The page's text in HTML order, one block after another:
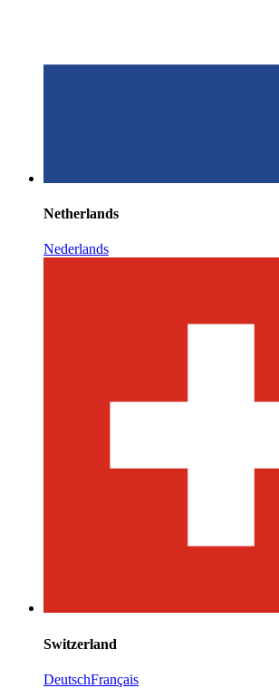
Netherlands
Nederlands
Switzerland
DeutschFrançais